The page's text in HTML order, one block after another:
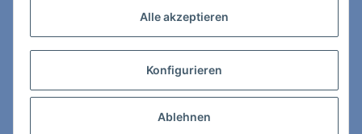
Alle akzeptieren
Konfigurieren
Ablehnen